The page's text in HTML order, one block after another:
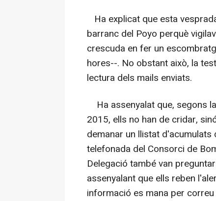
Ha explicat que esta
barranc del Poyo perquè
crescuda en fer un
hores--. No obstant això, la
lectura dels mails enviats.
Ha assenyalat que, segons
2015, ells no han de cridar,
demanar un llistat
telefonada del Consorci de
Delegació també van
assenyalant que ells reben
informació es mana per